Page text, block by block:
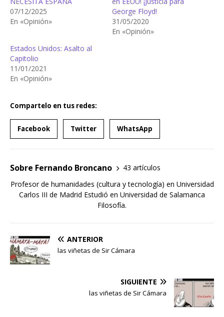
07/12/2025
En «Opinión»
George Floyd!
31/05/2020
En «Opinión»
Estados Unidos: Asalto al
Capitolio
11/01/2021
En «Opinión»
Compartelo en tus redes:
Facebook Twitter WhatsApp
Sobre Fernando Broncano
43 artículos
Profesor de humanidades (cultura y tecnología) en Universidad
Carlos III de Madrid Estudió en Universidad de Salamanca
Filosofía.
ANTERIOR
las viñetas de Sir Cámara
SIGUIENTE
las viñetas de Sir Cámara